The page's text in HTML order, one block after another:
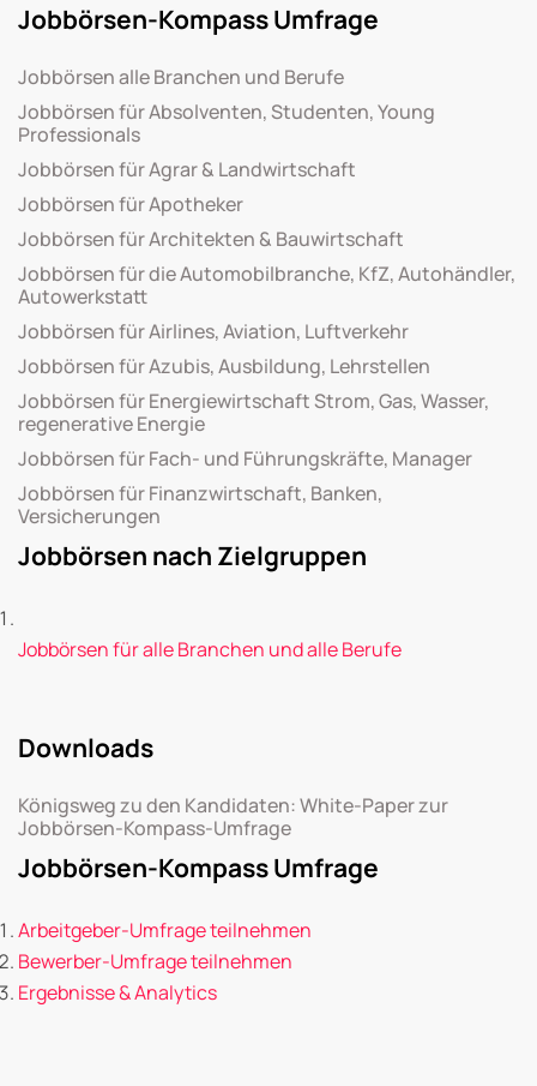
Jobbörsen-Kompass Umfrage
Jobbörsen alle Branchen und Berufe
Jobbörsen für Absolventen, Studenten, Young
Professionals
Jobbörsen für Agrar & Landwirtschaft
Jobbörsen für Apotheker
Jobbörsen für Architekten & Bauwirtschaft
Jobbörsen für die Automobilbranche, KfZ, Autohändler,
Autowerkstatt
Jobbörsen für Airlines, Aviation, Luftverkehr
Jobbörsen für Azubis, Ausbildung, Lehrstellen
Jobbörsen für Energiewirtschaft Strom, Gas, Wasser,
regenerative Energie
Jobbörsen für Fach- und Führungskräfte, Manager
Jobbörsen für Finanzwirtschaft, Banken,
Versicherungen
Jobbörsen nach Zielgruppen
Jobbörsen für alle Branchen und alle Berufe
Downloads
Königsweg zu den Kandidaten: White-Paper zur
Jobbörsen-Kompass-Umfrage
Jobbörsen-Kompass Umfrage
Arbeitgeber-Umfrage teilnehmen
Bewerber-Umfrage teilnehmen
Ergebnisse & Analytics